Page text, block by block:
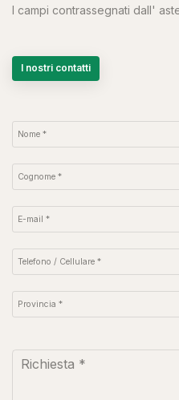
I campi contrassegnati dall'
I nostri contatti